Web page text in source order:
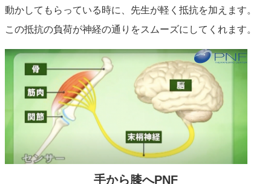
動かしてもらっている時に、先生が軽く抵抗を加えます。
この抵抗の負荷が神経の通りをスムーズにしてくれます。
手から膝へPNF